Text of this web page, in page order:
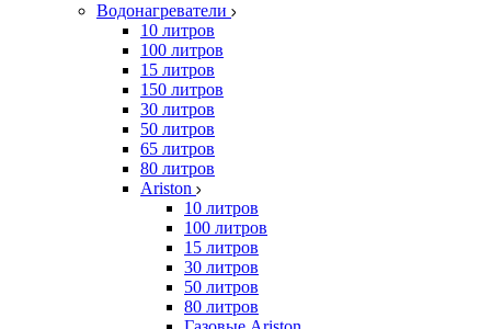
Водонагреватели
10 литров
100 литров
15 литров
150 литров
30 литров
50 литров
65 литров
80 литров
Ariston
10 литров
100 литров
15 литров
30 литров
50 литров
80 литров